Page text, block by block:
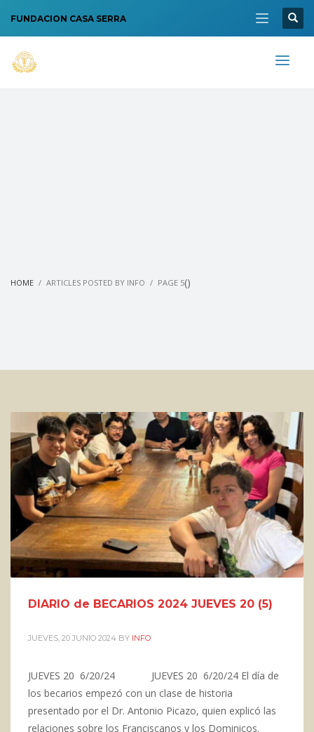
FUNDACION CASA SERRA
HOME ARTICLES POSTED BY INFO (
PAGE 5 )
DIARIO de BECARIOS 2024 JUEVES 20 (5)
JUEVES, 20 JUNIO 2024 BY INFO
JUEVES 20 6/20/24 JUEVES 20 6/20/24 El día de
los becarios empezó con un clase de historia
presentado por el Dr. Antonio Picazo, quien explicó las
relaciones sobre los Franciscanos y los Dominicos.